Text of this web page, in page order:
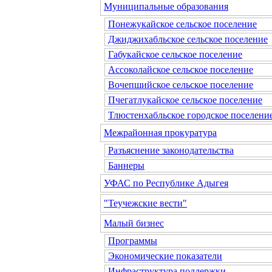
Муниципальные образования
Понежукайское сельское поселение
Джиджихабльское сельское поселение
Габукайское сельское поселение
Ассоколайское сельское поселение
Вочепшийское сельское поселение
Пчегатлукайское сельское поселение
Тлюстенхабльское городское
Межрайонная прокуратура
Разъяснение законодательства
Баннеры
УФАС по Республике Адыгея
"Теучежские вести"
Малый бизнес
Программы
Экономические показатели